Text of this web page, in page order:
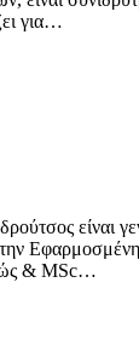
για…
είναι
& MSc…